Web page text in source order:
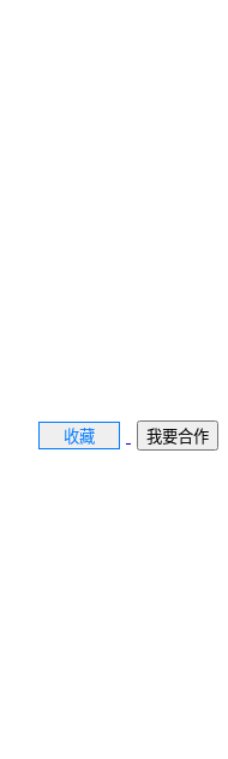
收藏 我要合作